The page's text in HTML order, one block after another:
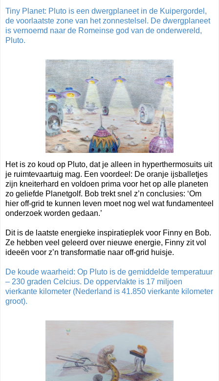
Tiny Planet: Pluto is een dwergplaneet in de Kuipergordel,
de voorlaatste zone van het zonnestelsel. De dwergplaneet
is vernoemd naar de Romeinse god van de onderwereld,
Pluto.
Het is zo koud op Pluto, dat je alleen in hyperthermosuits uit
je ruimtevaartuig mag. Een voordeel: De oranje ijsballetjes
zijn kneiterhard en voldoen prima voor het op alle planeten
zo geliefde Planetgolf. Bob trekt snel z’n conclusies: ‘Om
hier off-grid te kunnen leven moet nog wel wat fundamenteel
onderzoek worden gedaan.’
Dit is de laatste energieke inspiratieplek voor Finny en Bob.
Ze hebben veel geleerd over nieuwe energie, Finny zit vol
ideeën voor z’n transformatie naar off-grid huisje.
De koude waarheid: Op Pluto is de gemiddelde temperatuur
– 230 graden Celcius. De oppervlakte is 17 miljoen
vierkante kilometer (Nederland is 41.850 vierkante kilometer
groot).